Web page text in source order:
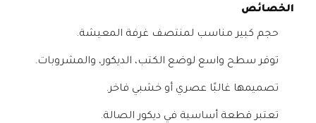
الخصائص
حجم كبير مناسب لمنتصف غرفة المعيشة.
توفر سطح واسع لوضع الكتب، الديكور، والمشروبات.
تصميمها غالبًا عصري أو خشبي فاخر.
تعتبر قطعة أساسية في ديكور الصالة.